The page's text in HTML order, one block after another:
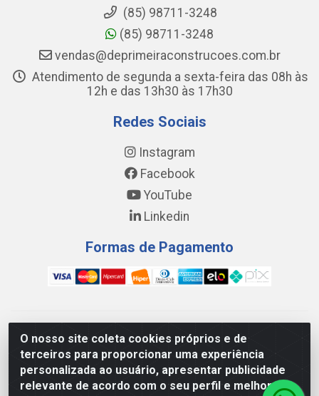
O nosso site coleta cookies próprios e de
terceiros para proporcionar uma experiência
personalizada ao usuário, apresentar publicidade
relevante de acordo com o seu perfil e melhorar a
(85) 98711-3248
(85) 98711-3248
vendas@deprimeiraconstrucoes.com.br
Atendimento de segunda a sexta-feira das 08h às
12h e das 13h30 às 17h30
Redes Sociais
Instagram
Facebook
YouTube
Linkedin
Formas de Pagamento
WING DISTRIBUIDORA COMÉRCIO E LOGÍSTICA DE MATERIAL
DE CONSTRUÇÕES LTDA - AV. DA INTEGRAÇÃO, 790 -
PATRÍCIA GOMES, CAUCAIA/CE - CEP 61.604-505 - CNPJ
17.523.384/0001-20